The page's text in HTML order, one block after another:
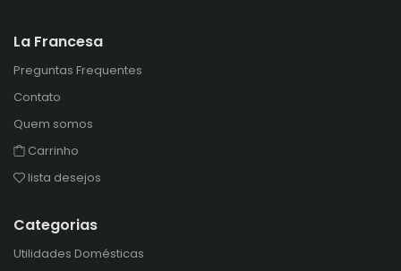
La Francesa
Preguntas Frequentes
Contato
Quem somos
Carrinho
lista desejos
Categorias
Utilidades Domésticas